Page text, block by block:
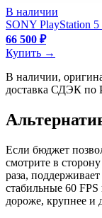
В наличии
SONY PlayStation
66 500 ₽
Купить →
В наличии,
доставка СДЭК по
Если бюджет
смотрите в сторону
раза,
стабильные 60
дороже, крупнее и